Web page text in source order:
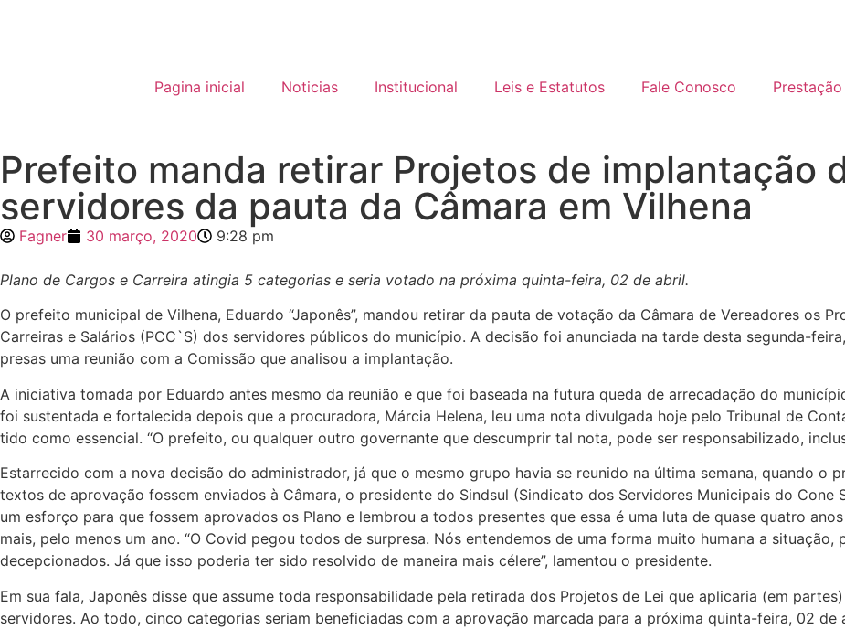
Pagina inicial Noticias Institucional Leis e Estatutos Fale Conosco
Prefeito manda retirar Projetos de implantação
servidores da pauta da Câmara em Vilhena
Fagner 30 março, 2020 9:28 pm
Plano de Cargos e Carreira atingia 5 categorias e seria votado na próxima quinta-feira, 02 de abril.
O prefeito municipal de Vilhena, Eduardo “Japonês”, mandou retirar da pauta de votação da Câmara de Vereadores os
Carreiras e Salários (PCC`S) dos servidores públicos do município. A decisão foi anunciada na tarde desta segunda-
presas uma reunião com a Comissão que analisou a implantação.
A iniciativa tomada por Eduardo antes mesmo da reunião e que foi baseada na futura queda de arrecadação do
foi sustentada e fortalecida depois que a procuradora, Márcia Helena, leu uma nota divulgada hoje pelo Tribunal de
tido como essencial. “O prefeito, ou qualquer outro governante que descumprir tal nota, pode ser responsabilizado,
Estarrecido com a nova decisão do administrador, já que o mesmo grupo havia se reunido na última semana, quando o
textos de aprovação fossem enviados à Câmara, o presidente do Sindsul (Sindicato dos Servidores Municipais do Cone
um esforço para que fossem aprovados os Plano e lembrou a todos presentes que essa é uma luta de quase quatro
mais, pelo menos um ano. “O Covid pegou todos de surpresa. Nós entendemos de uma forma muito humana a
decepcionados. Já que isso poderia ter sido resolvido de maneira mais célere”, lamentou o presidente.
Em sua fala, Japonês disse que assume toda responsabilidade pela retirada dos Projetos de Lei que aplicaria (em
servidores. Ao todo, cinco categorias seriam beneficiadas com a aprovação marcada para a próxima quinta-feira, 02 de